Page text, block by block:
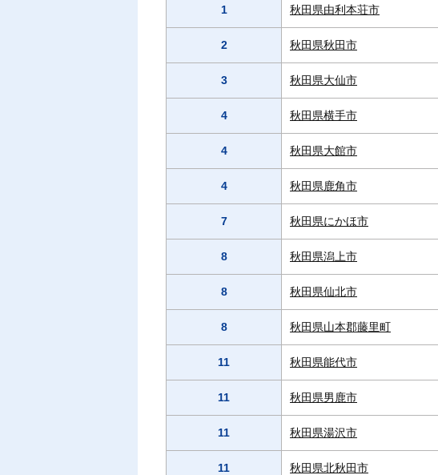
1 秋田県由利本荘市
2 秋田県秋田市
3 秋田県大仙市
4 秋田県横手市
4 秋田県大館市
4 秋田県鹿角市
7 秋田県にかほ市
8 秋田県潟上市
8 秋田県仙北市
8 秋田県山本郡藤里町
11 秋田県能代市
11 秋田県男鹿市
11 秋田県湯沢市
11 秋田県北秋田市